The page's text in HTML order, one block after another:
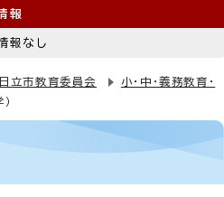
報
報なし
日立市教育委員会
小・中・義務教育・